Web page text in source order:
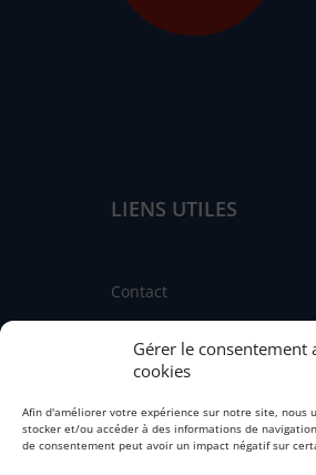
Gérer le consentement
cookies
Afin d'améliorer votre expérience sur notre site, nous
stocker et/ou accéder à des informations de
de consentement peut avoir un impact négatif sur
LIENS UTILES
Contact
Linkedin
Facebook
Fédération nationale des